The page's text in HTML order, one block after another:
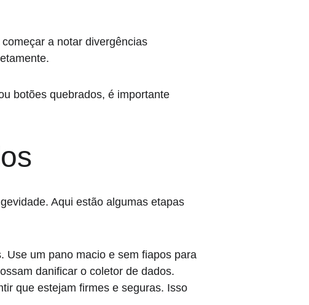
a notar divergências
botões quebrados, é importante
Aqui estão algumas etapas
Use um pano macio e sem fiapos para
danificar o coletor de dados.
que estejam firmes e seguras. Isso